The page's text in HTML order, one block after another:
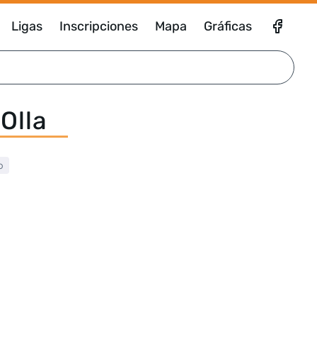
Ligas Inscripciones Mapa Gráficas